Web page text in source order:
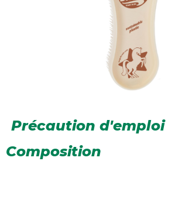
Précaution d'emploi
Composition